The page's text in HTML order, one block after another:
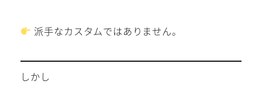
派手なカスタムではありません。
しかし